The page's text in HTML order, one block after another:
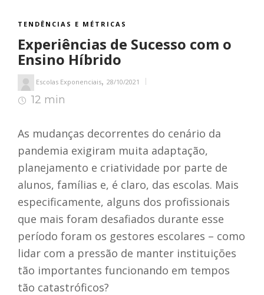
TENDÊNCIAS E MÉTRICAS
Experiências de Sucesso com o
Ensino Híbrido
Escolas Exponenciais, 28/10/2021
12 min
As mudanças decorrentes do cenário da
pandemia exigiram muita adaptação,
planejamento e criatividade por parte de
alunos, famílias e, é claro, das escolas. Mais
especificamente, alguns dos profissionais
que mais foram desafiados durante esse
período foram os gestores escolares – como
lidar com a pressão de manter instituições
tão importantes funcionando em tempos
tão catastróficos?